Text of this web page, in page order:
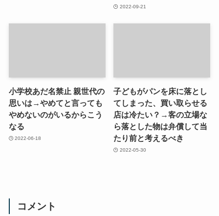
2022-09-21
小学校あだ名禁止 親世代の
思いは→やめてと言っても
やめないのがいるからこう
なる
2022-06-18
子どもがパンを床に落とし
てしまった、買い取らせる
店は冷たい？→客の立場な
ら落とした物は弁償して当
たり前と考えるべき
2022-05-30
コメント